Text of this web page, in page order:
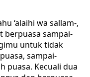
‘alaihi wa sallam-,
berpuasa sampai-
untuk tidak
sampai-
puasa. Kecuali dua